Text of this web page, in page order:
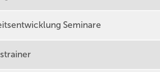
Seminare